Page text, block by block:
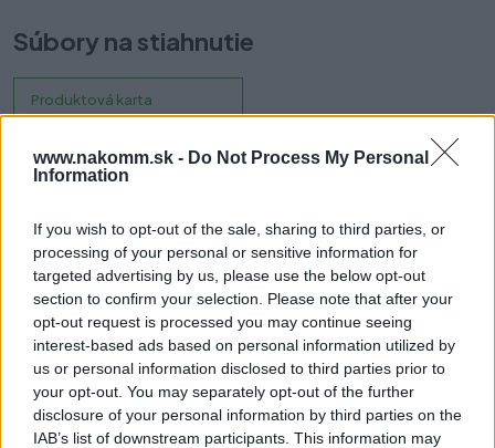
www.nakomm.sk - Do Not Process My Personal
Information
If you wish to opt-out of the sale, sharing to third parties, or
processing of your personal or sensitive information for
targeted advertising by us, please use the below opt-out
section to confirm your selection. Please note that after your
opt-out request is processed you may continue seeing
interest-based ads based on personal information utilized by
us or personal information disclosed to third parties prior to
your opt-out. You may separately opt-out of the further
disclosure of your personal information by third parties on the
IAB’s list of downstream participants. This information may
Súbory na stiahnutie
Produktová karta
Prečo si vybrať tento produkt?
NYXA je séria úchytiek , ktoré určite potešia minimalistov a
estétov. Ich jednoduchá forma dodáva nábytku ľahkosť a
originalitu. Ak oceníte moderný alebo priemyselný štýl, kde
vládne poriadok, harmónia a symetria, potom bude NYXA
skvelou voľbou. Vďaka svojmu tvaru a univerzálnej škále farieb sa
tieto úchytky hodia na rôzne typy skriniek, zásuviek alebo
komôd. Bez ohľadu na to, či ich plánujete používať v kuchyni,
kúpeľni, obývacej izbe alebo kancelárii, stanú sa dokonalým
doplnkom interiéru.